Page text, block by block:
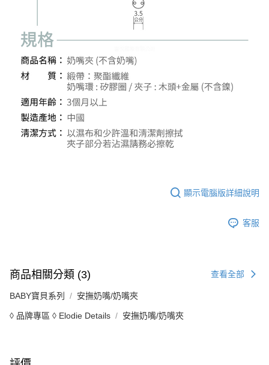
顯示電腦版詳細說明
客服
商品相關分類 (3) 查看全部
BABY寶貝系列 安撫奶嘴/奶嘴夾
◊ 品牌專區 ◊ Elodie Details 安撫奶嘴/奶嘴夾